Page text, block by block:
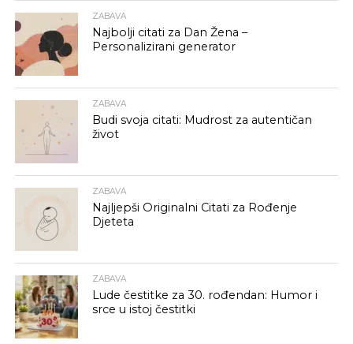
ZABAVA
Najbolji citati za Dan Žena –
Personalizirani generator
ZABAVA
Budi svoja citati: Mudrost za autentičan
život
ZABAVA
Najljepši Originalni Citati za Rođenje
Djeteta
ZABAVA
Lude čestitke za 30. rođendan: Humor i
srce u istoj čestitki